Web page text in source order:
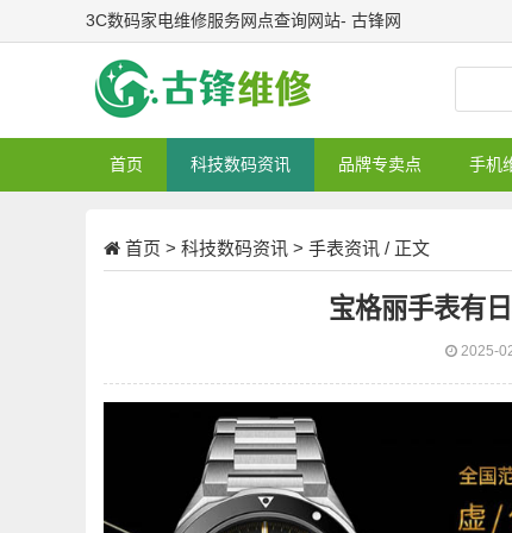
3C数码家电维修服务网点查询网站- 古锋网
首页 科技数码资讯 品牌专卖点 手机
首页 > 科技数码资讯 > 手表资讯 / 正文
宝格丽手表有
2025-